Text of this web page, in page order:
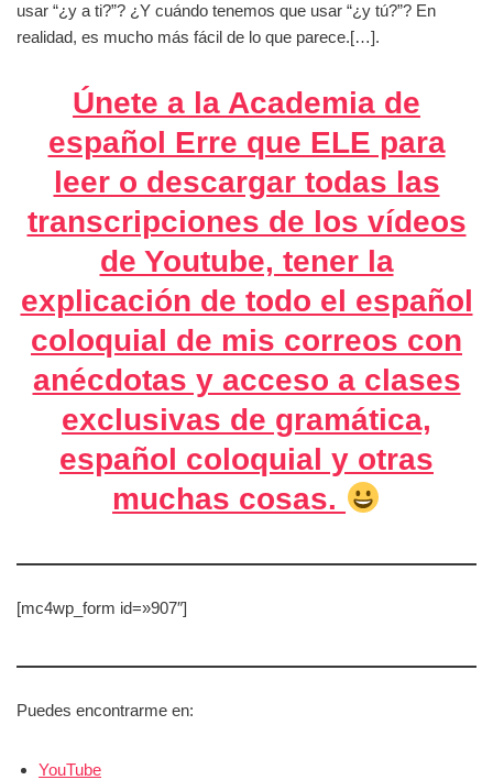
usar “¿y a ti?”? ¿Y cuándo tenemos que usar “¿y tú?”? En
realidad, es mucho más fácil de lo que parece.[…].
Únete a la Academia de
español Erre que ELE para
leer o descargar todas las
transcripciones de los vídeos
de Youtube, tener la
explicación de todo el español
coloquial de mis correos con
anécdotas y acceso a clases
exclusivas de gramática,
español coloquial y otras
muchas cosas.
[mc4wp_form id=»907″]
Puedes encontrarme en:
YouTube